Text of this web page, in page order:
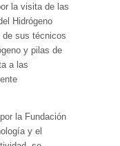
la visita de las
Hidrógeno
de sus técnicos
y pilas de
a las
la Fundación
y el